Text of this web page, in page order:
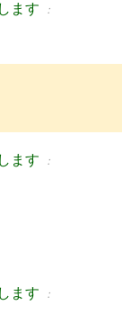
ます ：
ます ：
ます ：